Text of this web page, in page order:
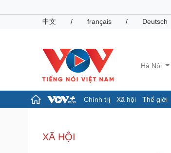
中文
/ français / Deutsch
Hà Nội
Chính trị Xã hội Thế giới
Đảng
Tổ chức nhân sự
XÃ HỘI